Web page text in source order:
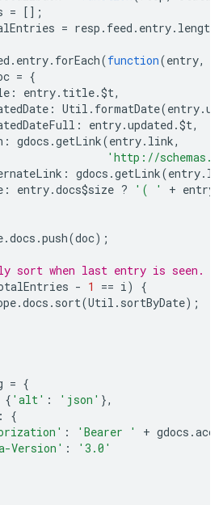
=
[];
= resp . feed . entry. length
. entry. forEach(function(entry,
= {
: entry. title.$t,
: Util . formatDate(entry.
: entry.updated .$t,
: gdocs .getLink(entry. link,
'http://
: gdocs .getLink(entry.
: entry.docs$size ? '( ' + entry
.docs .push(doc);
sort when last entry is seen.
- 1 == i)
{
.docs . sort(Util . sortByDate);
= {
{ 'alt' : 'json' },
:
{
: 'Bearer ' + gdocs .
Version' :
'3.0'